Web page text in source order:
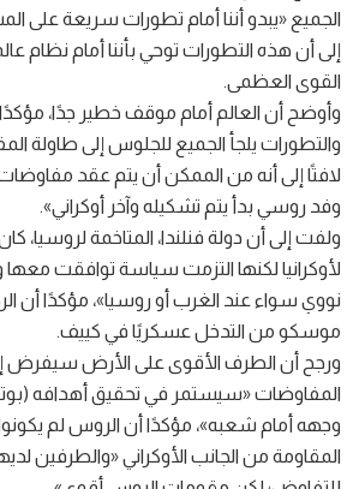
الجميع «يبدو أننا أمام تطورات سريعة على
إلى أن هذه التطورات توحي بأننا أمام نظام
القوى العظمى.
وأوضح أن العالم أمام موقف خطير جدًا، مؤكدًا
والتطورات يلجأ الجميع للجلوس إلى طاولة
لافتًا إلى أنه من الممكن أن يتم عقد
وفد روسي بدأ يتم تشكيله وآخر أوكراني».
ولفت إلى أن دولة فنلندا، المتاخمة لروسيا،
لأوكرانيا لكنها التزمت سياسة توافقت
نووي سواء عند الغرب أو روسيا»، مؤكدًا أن
موسكو من التدخل عسكريًا في كييف.
ورجح أن الطرف الأقوى على الأرض سيفرض
المفاوضات «سيستمر في تحقيق أهدافه
وجهه أمام شعبه»، مؤكدًا أن الروس لم
المقاومة من الجانب الأوكراني «والطرفين